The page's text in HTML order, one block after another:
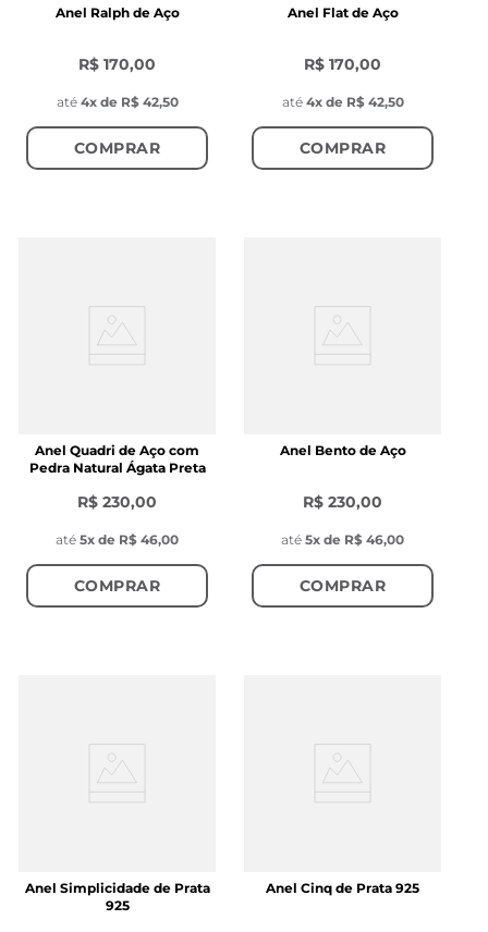
Anel Ralph de Aço
R$ 170,00
até 4x de R$ 42,50
COMPRAR
Anel Flat de Aço
R$ 170,00
até 4x de R$ 42,50
COMPRAR
Anel Quadri de Aço com
Pedra Natural Ágata Preta
R$ 230,00
até 5x de R$ 46,00
COMPRAR
Anel Bento de Aço
R$ 230,00
até 5x de R$ 46,00
COMPRAR
Anel Simplicidade de Prata
925
Anel Cinq de Prata 925